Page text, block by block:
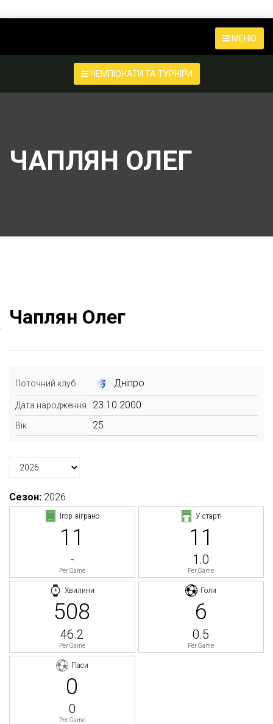
МЕНЮ
ЧЕМПІОНАТИ ТА ТУРНІРИ
ЧАПЛЯН ОЛЕГ
Чаплян Олег
Поточний клуб Дніпро
Дата народження 23.10.2000
Вік 25
Сезон: 2026
Ігор зіграно
11
-
Per Game
У старті
11
1.0
Per Game
Хвилини
508
46.2
Per Game
Голи
6
0.5
Per Game
Паси
0
0
Per Game